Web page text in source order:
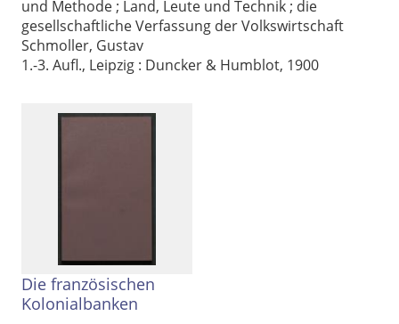
und Methode ; Land, Leute und Technik ; die
gesellschaftliche Verfassung der Volkswirtschaft
Schmoller, Gustav
1.-3. Aufl., Leipzig : Duncker & Humblot, 1900
Die französischen
Kolonialbanken